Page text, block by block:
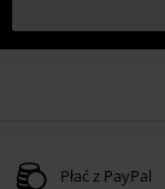
Płać z PayPal